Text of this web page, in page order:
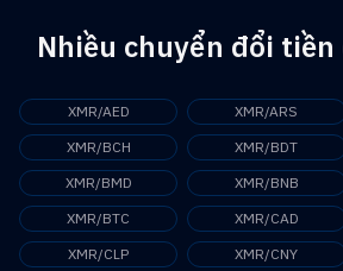
Nhiều chuyển đổi
XMR/AED XMR/ARS
XMR/BCH
XMR/BDT
XMR/BMD
XMR/BNB
XMR/BTC
XMR/CAD
XMR/CLP
XMR/CNY